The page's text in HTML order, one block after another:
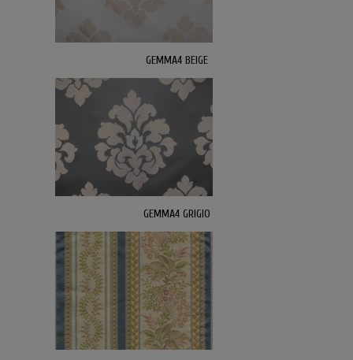
GEMMA4 BEIGE
GEMMA4 GRIGIO